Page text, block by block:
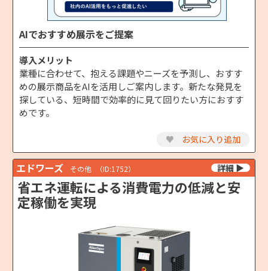
AIでおすすめ展示をご提案
導入メリット
業種に合わせて、抱える課題やニーズを予測し、おすす
めの展示商品をAIを活用しご案内します。新たな発見を
探している、短時間で効率的に見て回りたい方におすす
めです。
♥ お気に入り追加
エドワーズ その他 （ID:1752）
省エネ運転による消費電力の低減と安
定稼働を実現